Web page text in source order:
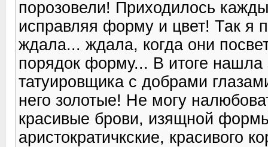
порозовели! Приходилось
исправляя форму и цвет! Так я
ждала... ждала, когда они
порядок форму... В итоге нашла
татуировщика с добрами
него золотые! Не могу
красивые брови, изящной
аристократичкские, красивого